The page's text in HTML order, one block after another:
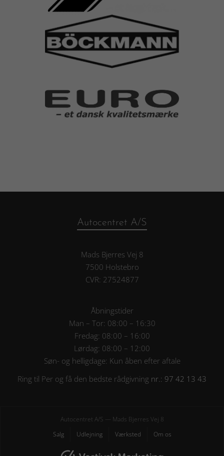
Autocentret A/S
Mads Bjerres Vej 8
7500 Holstebro
CVR: 27524877
Åbningstider
Man – Tor: 08:00 – 16:30
Fredag: 08:00 – 16:00
Lørdag: 08:00 – 12:00
Søn- og helligdage: Kun åben efter aftale
Ring til Per og få den bedste rådgivning nr.: 97 42 13 43
Autocentret A/S — Mads Bjerres Vej 8
Salg
Udlejning Værksted Om os